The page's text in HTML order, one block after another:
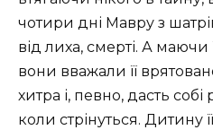
чотири дні Мавру з
від лиха, смерті. А маючи
вони вважали її
хитра і, певно, дасть
коли стрінуться. Дитину